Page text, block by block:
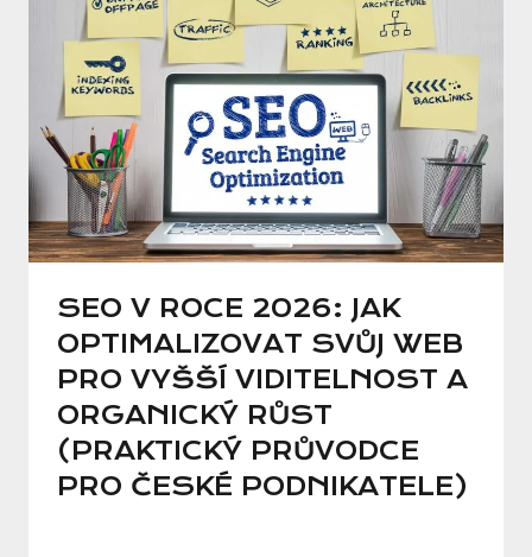
SEO V ROCE 2026: JAK
OPTIMALIZOVAT SVŮJ WEB
PRO VYŠŠÍ VIDITELNOST A
ORGANICKÝ RŮST
(PRAKTICKÝ PRŮVODCE
PRO ČESKÉ PODNIKATELE)